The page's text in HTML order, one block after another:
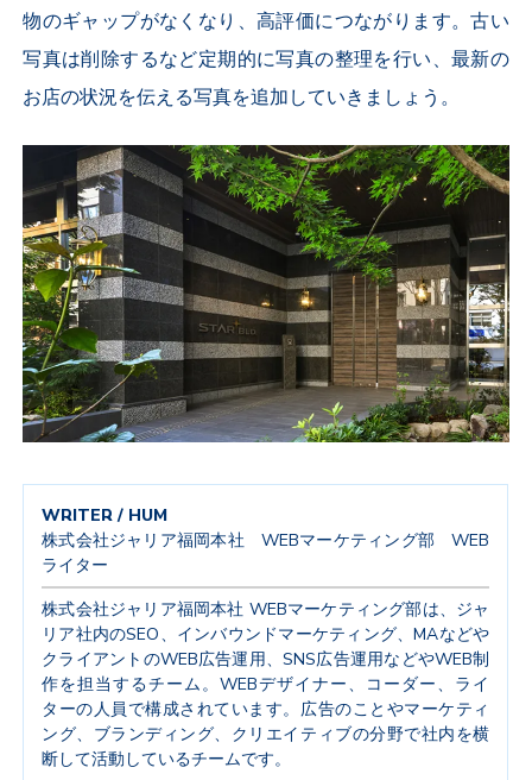
物のギャップがなくなり、高評価につながります。古い
写真は削除するなど定期的に写真の整理を行い、最新の
お店の状況を伝える写真を追加していきましょう。
WRITER / HUM
株式会社ジャリア福岡本社 WEBマーケティング部 WEB
ライター
株式会社ジャリア福岡本社 WEBマーケティング部は、ジャ
リア社内のSEO、インバウンドマーケティング、MAなどや
クライアントのWEB広告運用、SNS広告運用などやWEB制
作を担当するチーム。WEBデザイナー、コーダー、ライ
ターの人員で構成されています。広告のことやマーケティ
ング、ブランディング、クリエイティブの分野で社内を横
断して活動しているチームです。